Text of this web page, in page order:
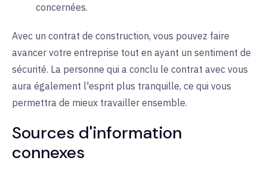
concernées.
Avec un contrat de construction, vous pouvez faire
avancer votre entreprise tout en ayant un sentiment de
sécurité. La personne qui a conclu le contrat avec vous
aura également l'esprit plus tranquille, ce qui vous
permettra de mieux travailler ensemble.
Sources d'information
connexes